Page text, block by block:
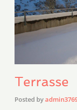
Terrasse
Posted by